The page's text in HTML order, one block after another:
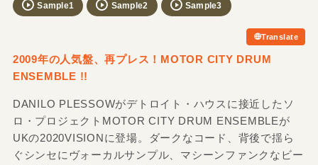
Sample1 Sample2 Sample3
Translate
2009年の人気盤、再プレス！MOTOR CITY DRUM
ENSEMBLE !!
DANILO PLESSOWがデトロイト・ハウスに接近したソ
ロ・プロジェクトMOTOR CITY DRUM ENSEMBLEが
UKの2020VISIONに登場。ダークなコード、背後で揺ら
ぐシンセにヴォーカルサンプル、マシーンファンクなビー